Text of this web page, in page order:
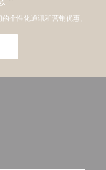
个性化通讯和营销优惠。